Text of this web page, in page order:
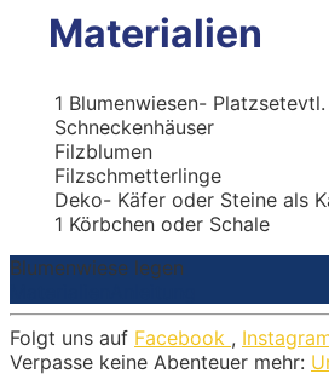
Materialien
1 Blumenwiesen- Platzset
Schneckenhäuser
Filzblumen
Filzschmetterlinge
Deko- Käfer oder Steine als
1 Körbchen oder Schale
Blumenwiese legen
Folgt uns auf Facebook ,
Verpasse keine Abenteuer mehr: